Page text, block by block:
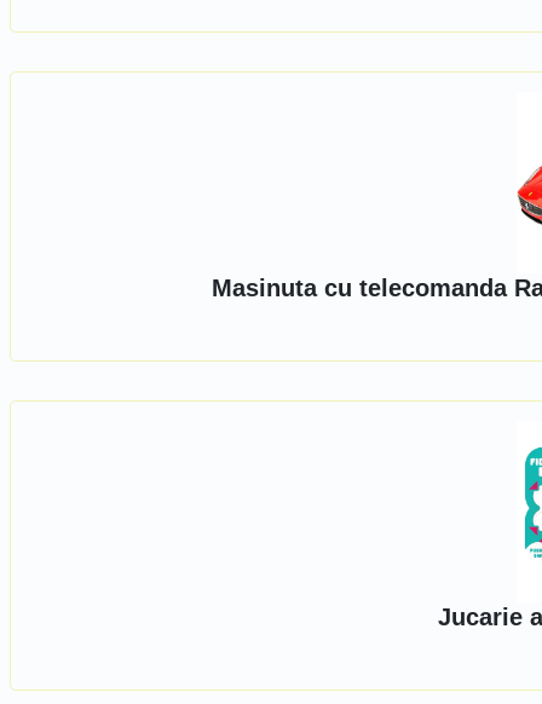
Masinuta cu telecomanda
Jucarie